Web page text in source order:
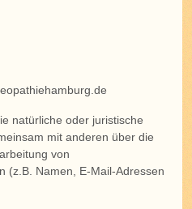
natürliche oder juristische
mit anderen über die
von
(z.B. Namen, E-Mail-Adressen